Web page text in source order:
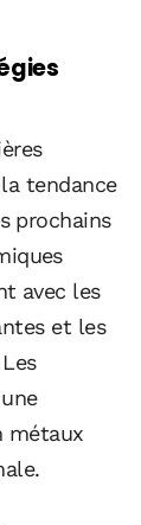
tendance
prochains
avec les
et les
métaux